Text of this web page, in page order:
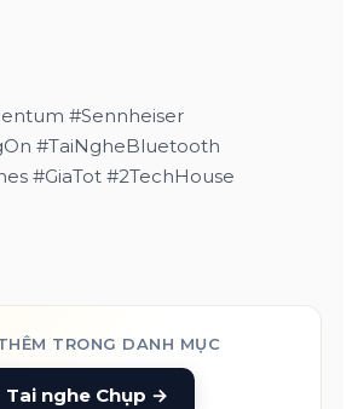
#Sennheiser
#TaiNgheBluetooth
#GiaTot #2TechHouse
TRONG DANH MỤC
Tai nghe Chụp →